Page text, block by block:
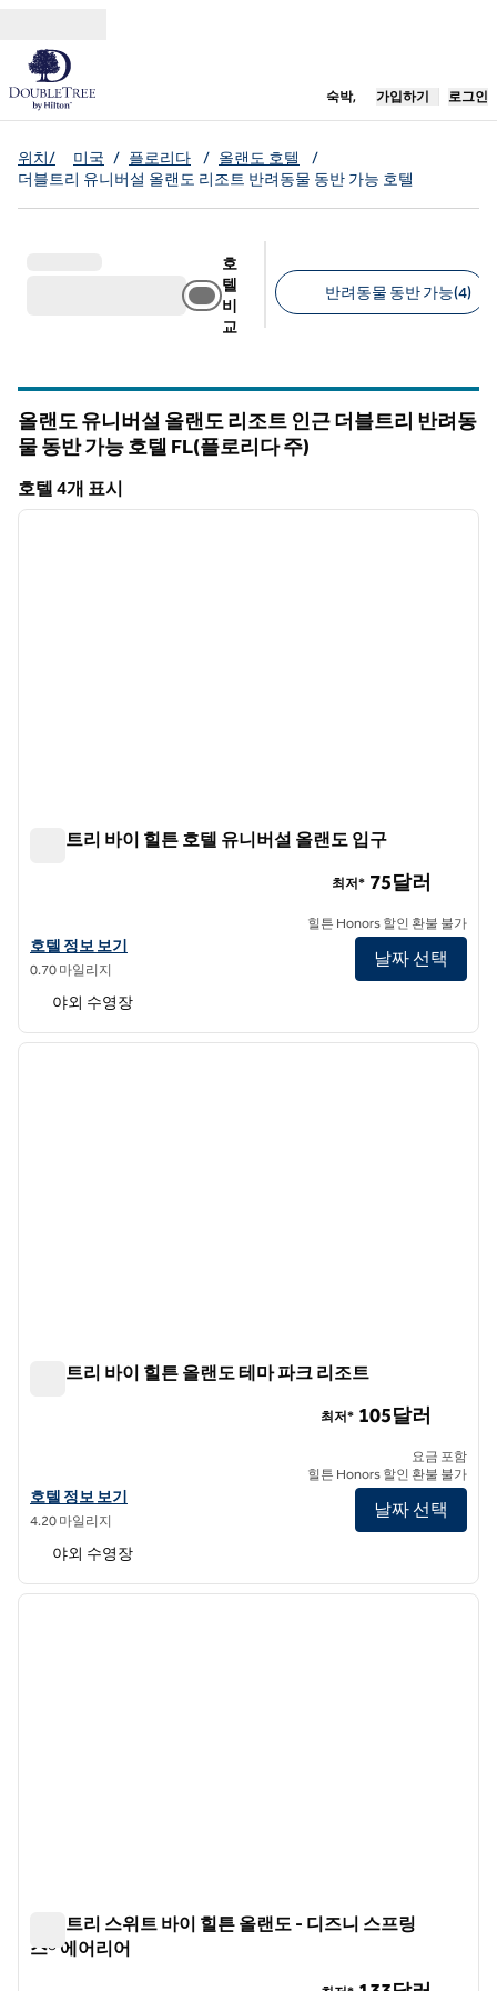
숙박,새 탭 열림
가입하기 로그인
위치/ 미국 / 플로리다 / 올랜도 호텔
/
더블트리 유니버설 올랜도 리조트 반려동물 동반 가능 호텔
호
텔
비
교
반려동물 동반 가능(4)
올랜도 유니버설 올랜도 리조트 인근 더블트리 반려동
물 동반 가능 호텔 FL(플로리다 주)
호텔 4개 표시
호텔 4개 표시
1/12
다음
더블트리 바이 힐튼 호텔 유니버설 올랜도 입구
유니버설 올랜도 입구에서 더블트리 바이 힐튼 호텔의 호텔 세부 정보
호텔 정보 보기
0.70 마일리지
최저* 75달러
힐튼 Honors 할인 환불 불가
날짜 선택
야외 수영장
1/12
다음
더블트리 바이 힐튼 올랜도 테마 파크 리조트
더블트리 바이 힐튼 올랜도 테마 파크 리조트의 호텔 정보 보기
호텔 정보 보기
4.20 마일리지
최저* 105달러
요금 포함
힐튼 Honors 할인 환불 불가
날짜 선택
야외 수영장
1/12
다음
더블트리 스위트 바이 힐튼 올랜도 - 디즈니 스프링
스® 에어리어